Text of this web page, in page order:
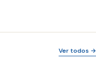
Ver todos →